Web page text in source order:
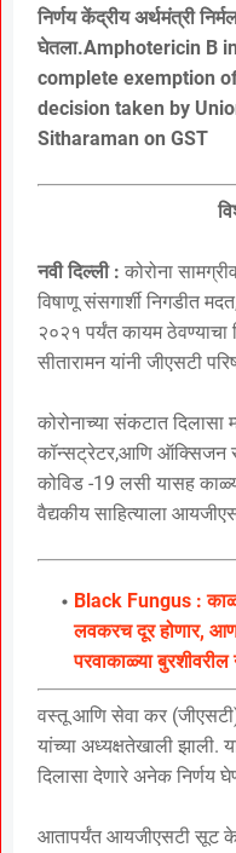
निर्णय केंद्रीय अर्थमंत्री
घेतला.Amphotericin B
complete exemption
decision taken by
Sitharaman on GST
नवी दिल्ली : कोरोना
विषाणू संसगार्शी निगडीत
२०२१ पर्यंत कायम ठेवण्याचा
सीतारामन यांनी जीएसटी
कोरोनाच्या संकटात
कॉन्सट्रेटर,आणि ऑक्सिजन
कोविड -19 लसी यासह
वैद्यकीय साहित्याला
Black Fungus :
लवकरच दूर होणार,
परवाकाळ्या बुरशीवरील
वस्तू आणि सेवा कर
यांच्या अध्यक्षतेखाली झाली.
दिलासा देणारे अनेक निर्णय
आतापर्यंत आयजीएसटी सूट